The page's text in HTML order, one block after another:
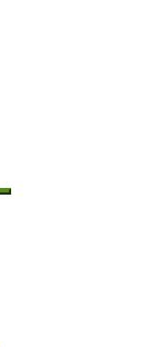
Suche